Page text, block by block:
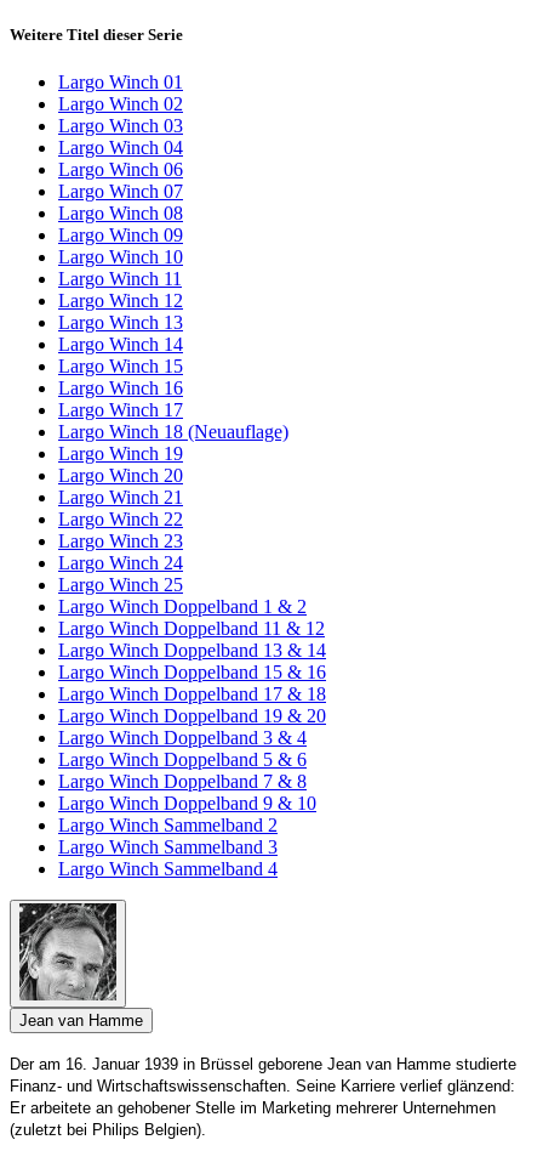
Weitere Titel dieser Serie
Largo Winch 01
Largo Winch 02
Largo Winch 03
Largo Winch 04
Largo Winch 06
Largo Winch 07
Largo Winch 08
Largo Winch 09
Largo Winch 10
Largo Winch 11
Largo Winch 12
Largo Winch 13
Largo Winch 14
Largo Winch 15
Largo Winch 16
Largo Winch 17
Largo Winch 18 (Neuauflage)
Largo Winch 19
Largo Winch 20
Largo Winch 21
Largo Winch 22
Largo Winch 23
Largo Winch 24
Largo Winch 25
Largo Winch Doppelband 1 & 2
Largo Winch Doppelband 11 & 12
Largo Winch Doppelband 13 & 14
Largo Winch Doppelband 15 & 16
Largo Winch Doppelband 17 & 18
Largo Winch Doppelband 19 & 20
Largo Winch Doppelband 3 & 4
Largo Winch Doppelband 5 & 6
Largo Winch Doppelband 7 & 8
Largo Winch Doppelband 9 & 10
Largo Winch Sammelband 2
Largo Winch Sammelband 3
Largo Winch Sammelband 4
Jean van Hamme
Der am 16. Januar 1939 in Brüssel geborene Jean van Hamme studierte
Finanz- und Wirtschaftswissenschaften. Seine Karriere verlief glänzend:
Er arbeitete an gehobener Stelle im Marketing mehrerer Unternehmen
(zuletzt bei Philips Belgien).